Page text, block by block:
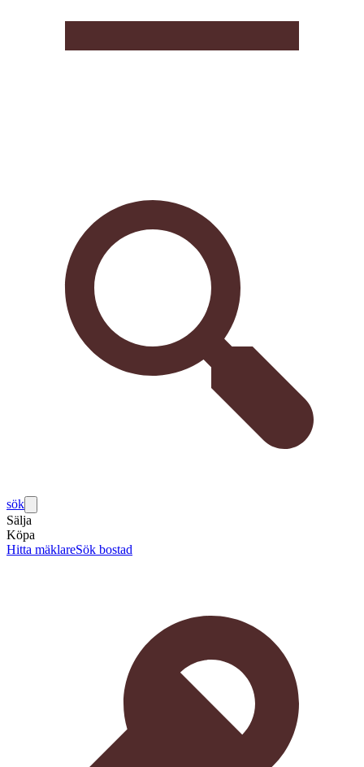
sök
Sälja
Köpa
Hitta mäklareSök bostad